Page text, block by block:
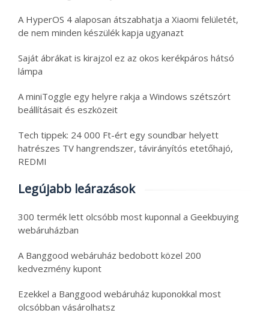
A HyperOS 4 alaposan átszabhatja a Xiaomi felületét,
de nem minden készülék kapja ugyanazt
Saját ábrákat is kirajzol ez az okos kerékpáros hátsó
lámpa
A miniToggle egy helyre rakja a Windows szétszórt
beállításait és eszközeit
Tech tippek: 24 000 Ft-ért egy soundbar helyett
hatrészes TV hangrendszer, távirányítós etetőhajó,
REDMI
Legújabb leárazások
300 termék lett olcsóbb most kuponnal a Geekbuying
webáruházban
A Banggood webáruház bedobott közel 200
kedvezmény kupont
Ezekkel a Banggood webáruház kuponokkal most
olcsóbban vásárolhatsz